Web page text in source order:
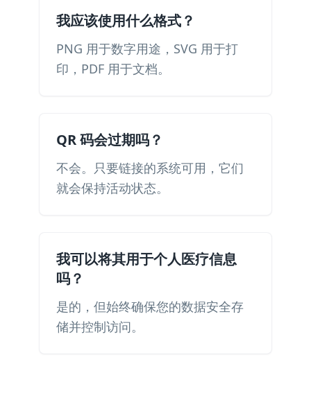
我应该使用什么格式？
PNG 用于数字用途，SVG 用于打
印，PDF 用于文档。
QR 码会过期吗？
不会。只要链接的系统可用，它们
就会保持活动状态。
我可以将其用于个人医疗信息
吗？
是的，但始终确保您的数据安全存
储并控制访问。